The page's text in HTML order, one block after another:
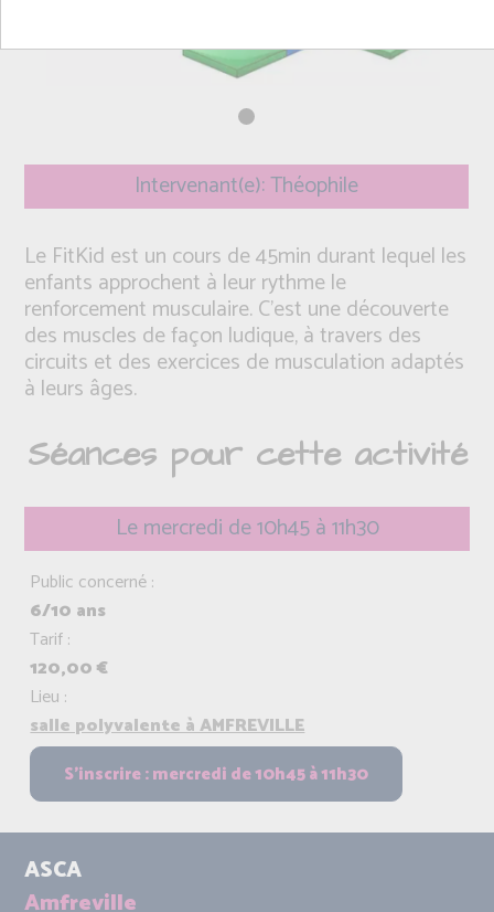
Intervenant(e): Théophile
Le FitKid est un cours de 45min durant lequel les
enfants approchent à leur rythme le
renforcement musculaire. C’est une découverte
des muscles de façon ludique, à travers des
circuits et des exercices de musculation adaptés
à leurs âges.
Séances pour cette activité
Le mercredi de 10h45 à 11h30
Public concerné :
6/10 ans
Tarif :
120,00 €
Lieu :
salle polyvalente à AMFREVILLE
ASCA
Amfreville